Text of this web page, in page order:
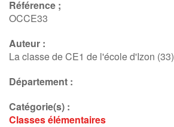
Référence ;
OCCE33
Auteur :
La classe de CE1 de l'école d'Izon (33)
Département :
Catégorie(s) :
Classes élémentaires